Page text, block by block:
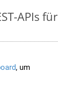
APIs für
, um